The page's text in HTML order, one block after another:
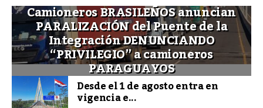
Camioneros BRASILEÑOS anuncian
PARALIZACIÓN del Puente de la
Integración DENUNCIANDO
“PRIVILEGIO” a camioneros
PARAGUAYOS
Desde el 1 de agosto entra en
vigencia e...